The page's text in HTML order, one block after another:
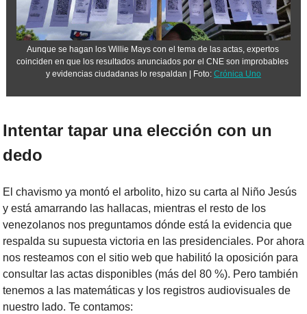
Aunque se hagan los Willie Mays con el tema de las actas, expertos
coinciden en que los resultados anunciados por el CNE son improbables
y evidencias ciudadanas lo respaldan | Foto: Crónica Uno
Intentar tapar una elección con un
dedo
El chavismo ya montó el arbolito, hizo su carta al Niño Jesús
y está amarrando las hallacas, mientras el resto de los
venezolanos nos preguntamos dónde está la evidencia que
respalda su supuesta victoria en las presidenciales. Por ahora
nos resteamos con el sitio web que habilitó la oposición para
consultar las actas disponibles (más del 80 %). Pero también
tenemos a las matemáticas y los registros audiovisuales de
nuestro lado. Te contamos: